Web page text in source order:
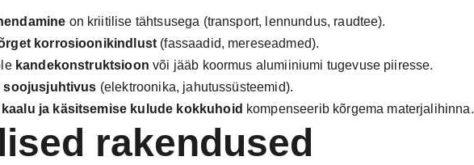
on kriitilise tähtsusega (transport, lennundus, raudtee).
korrosioonikindlust (fassaadid, mereseadmed).
kandekonstruktsioon või jääb koormus alumiiniumi tugevuse piiresse.
soojusjuhtivus (elektroonika, jahutussüsteemid).
kaalu ja käsitsemise kulude kokkuhoid kompenseerib kõrgema materjalihinna.
rakendused